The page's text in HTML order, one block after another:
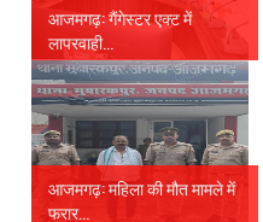
आजमगढ़: गैंगेस्टर एक्ट में
लापरवाही...
आजमगढ़: महिला की मौत मामले में
फरार...